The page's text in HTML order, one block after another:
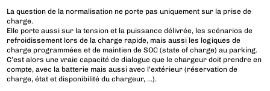
La question de la normalisation ne porte pas uniquement sur la prise de
charge.
Elle porte aussi sur la tension et la puissance délivrée, les scénarios de
refroidissement lors de la charge rapide, mais aussi les logiques de
charge programmées et de maintien de SOC (state of charge) au parking.
C’est alors une vraie capacité de dialogue que le chargeur doit prendre en
compte, avec la batterie mais aussi avec l’extérieur (réservation de
charge, état et disponibilité du chargeur, …).